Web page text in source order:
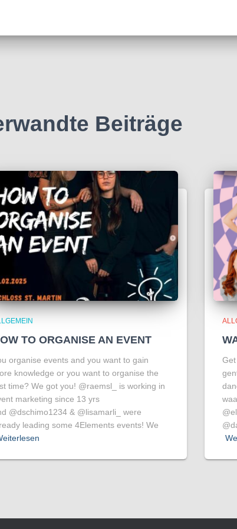
Beiträge
TO ORGANISE AN EVENT
organise events and you want to gain
knowledge or you want to organise the
time? We got you! @raemsl_ is working in
marketing since 13 yrs
@dschimo1234 & @lisamarli_ were
leading some 4Elements events! We